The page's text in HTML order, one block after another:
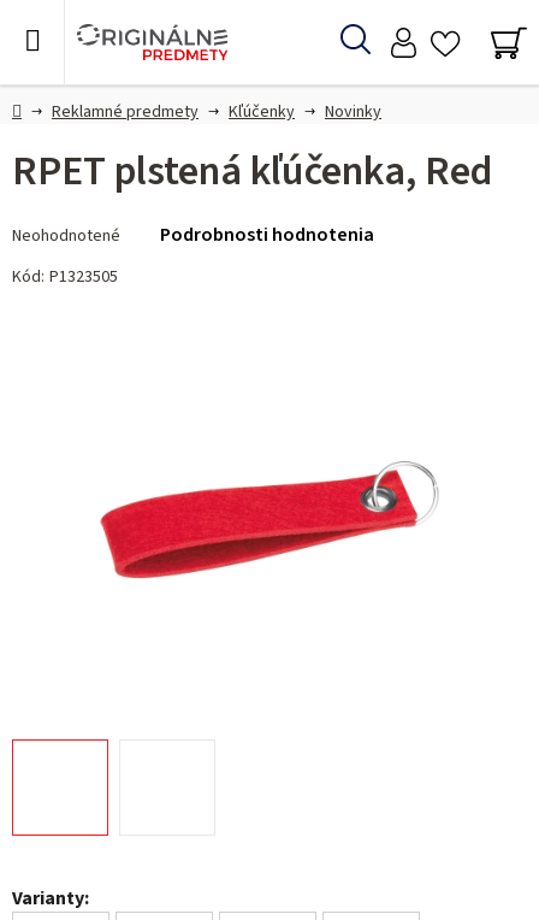
Hľadať
DomovReklamné predmety Kľúčenky Novinky
Varianty:
RPET plstená kľúčenka, Red
hodnotenie
produktu
Neohodnotené Podrobnosti hodnotenia
Kód: P1323505